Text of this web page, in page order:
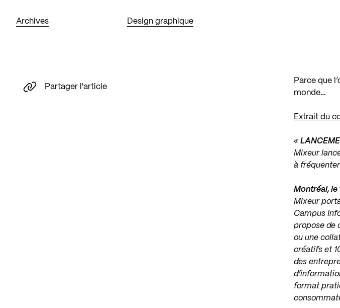
Archives Design graphique
Parce que
monde…
Extrait du
«
Mixeur
à
Montréal, le
Mixeur
Campus
propose de
ou une
créatifs et
des
format
Partager l'article